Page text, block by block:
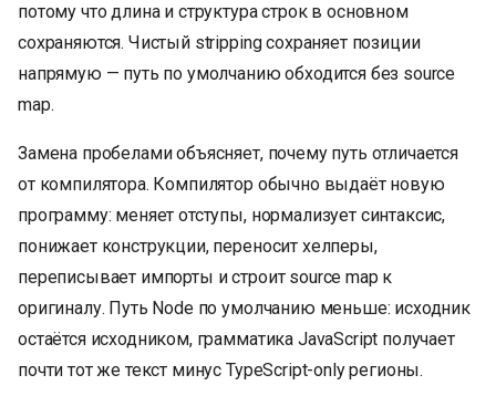
потому что длина и структура строк в основном
сохраняются. Чистый stripping сохраняет позиции
напрямую — путь по умолчанию обходится без source
map.
Замена пробелами объясняет, почему путь отличается
от компилятора. Компилятор обычно выдаёт новую
программу: меняет отступы, нормализует синтаксис,
понижает конструкции, переносит хелперы,
переписывает импорты и строит source map к
оригиналу. Путь Node по умолчанию меньше: исходник
остаётся исходником, грамматика JavaScript получает
почти тот же текст минус TypeScript-only регионы.